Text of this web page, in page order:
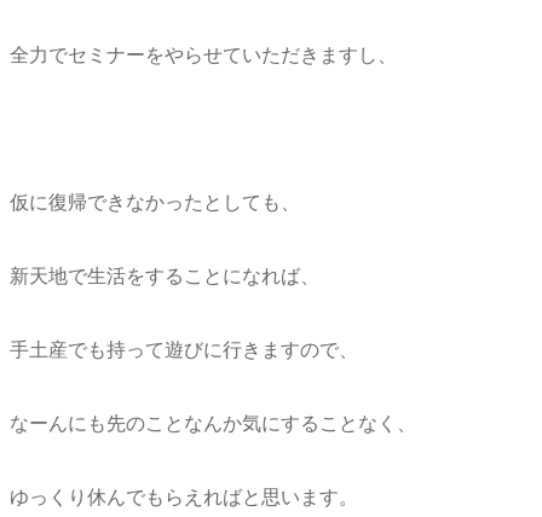
全力でセミナーをやらせていただきますし、
仮に復帰できなかったとしても、
新天地で生活をすることになれば、
手土産でも持って遊びに行きますので、
なーんにも先のことなんか気にすることなく、
ゆっくり休んでもらえればと思います。